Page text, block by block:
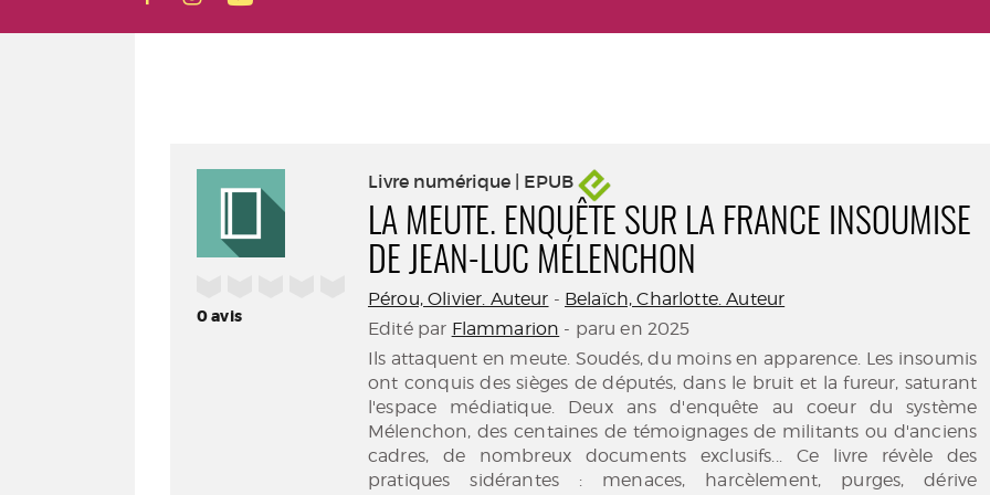
0avis
Livre numérique | EPUB
LA MEUTE. ENQUÊTE SUR LA FRANCE INSOUMISE
DE JEAN-LUC MÉLENCHON
Pérou, Olivier. Auteur - Belaïch, Charlotte. Auteur
Edité par Flammarion - paru en 2025
Ils attaquent en meute. Soudés, du moins en apparence. Les insoumis
ont conquis des sièges de députés, dans le bruit et la fureur, saturant
l'espace médiatique. Deux ans d'enquête au coeur du système
Mélenchon, des centaines de témoignages de militants ou d'anciens
cadres, de nombreux documents exclusifs... Ce livre révèle des
pratiques sidérantes : menaces, harcèlement, purges, dérive